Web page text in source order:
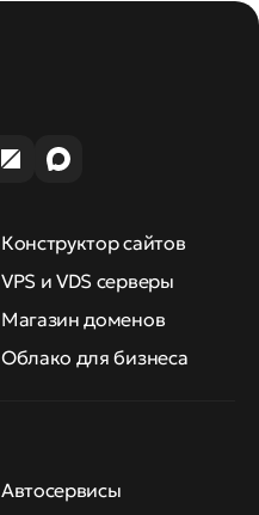
Конструктор сайтов
VPS и VDS серверы
Магазин доменов
Облако для бизнеса
Автосервисы